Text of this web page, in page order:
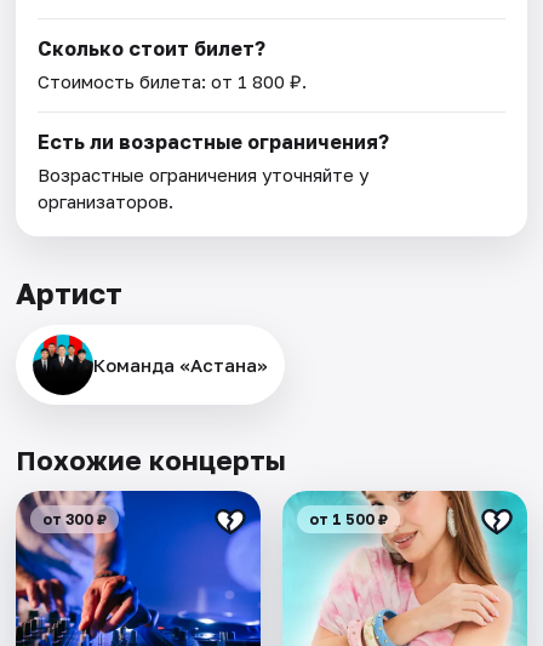
Сколько стоит билет?
Стоимость билета: от 1 800 ₽.
Есть ли возрастные ограничения?
Возрастные ограничения уточняйте у
организаторов.
Артист
Команда «Астана»
Похожие концерты
от 300 ₽ от 1 500 ₽